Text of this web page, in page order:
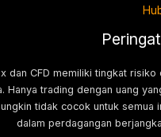
dan CFD memiliki tingkat
Hanya trading dengan uang
tidak cocok untuk semua
dalam perdagangan